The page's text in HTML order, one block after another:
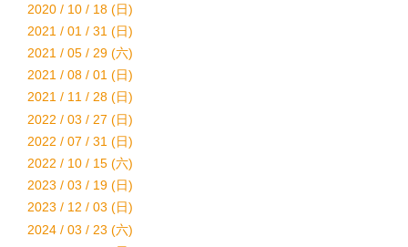
2020 / 10 / 18 (日)
2021 / 01 / 31 (日)
2021 / 05 / 29 (六)
2021 / 08 / 01 (日)
2021 / 11 / 28 (日)
2022 / 03 / 27 (日)
2022 / 07 / 31 (日)
2022 / 10 / 15 (六)
2023 / 03 / 19 (日)
2023 / 12 / 03 (日)
2024 / 03 / 23 (六)